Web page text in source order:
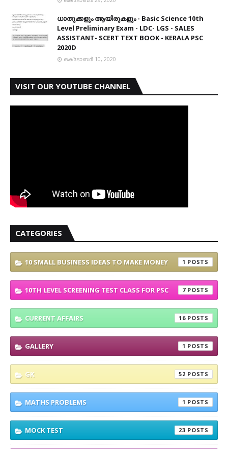
ധാതുക്കളും ആയിരുകളും - Basic Science 10th
Level Preliminary Exam - LDC- LGS - SALES
ASSISTANT- SCERT TEXT BOOK - KERALA PSC
2020D
ഒക്‌ടോബർ 10, 2020
VISIT OUR YOUTUBE CHANNEL
CATEGORIES
10 SMALL BUSINESS IDEAS TO MAKE MONEY 1
10TH LEVEL SCREENING TEST CLASS FOR PSC 7
CURRENT AFFAIRS 16
GALLERY 1
GK 52
MATHS PROBLEMS 1
MOCK TEST 23